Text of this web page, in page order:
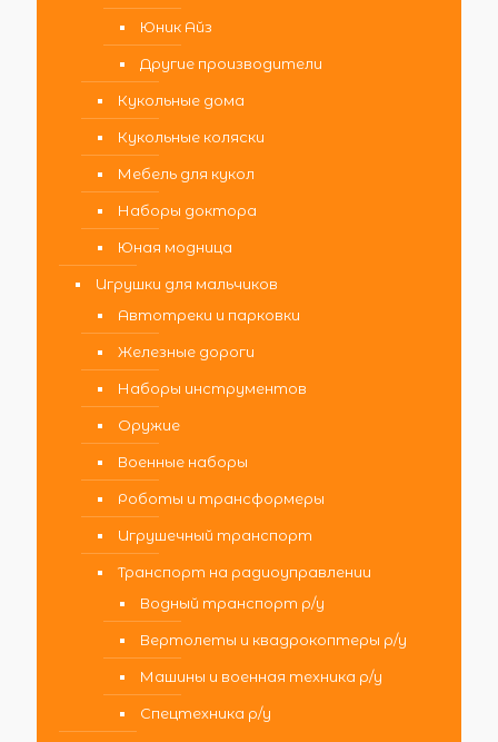
Юник Айз
Другие производители
Кукольные дома
Кукольные коляски
Мебель для кукол
Наборы доктора
Юная модница
Игрушки для мальчиков
Автотреки и парковки
Железные дороги
Наборы инструментов
Оружие
Военные наборы
Роботы и трансформеры
Игрушечный транспорт
Транспорт на радиоуправлении
Водный транспорт р/у
Вертолеты и квадрокоптеры р/у
Машины и военная техника р/у
Спецтехника р/у